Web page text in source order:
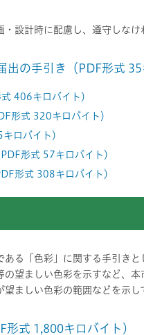
設計時に配慮し、遵守しな
の手引き（PDF形式 35
406キロバイト）
形式 320キロバイト）
ロバイト）
形式 57キロバイト）
形式 308キロバイト）
る「色彩」に関する手引き
望ましい色彩を示すなど、
ましい色彩の範囲などを示
式 1,800キロバイト）